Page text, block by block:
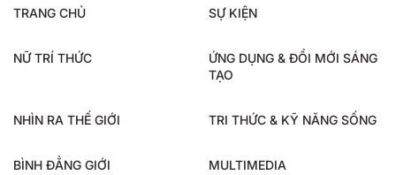
TRANG CHỦ SỰ KIỆN
NỮ TRÍ THỨC
ỨNG DỤNG & ĐỔI MỚI SÁNG
TẠO
NHÌN RA THẾ GIỚI TRI THỨC & KỸ NĂNG SỐNG
BÌNH ĐẲNG GIỚI MULTIMEDIA